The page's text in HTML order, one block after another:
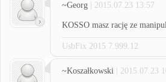
~Georg | 2015.07.23 13:57
KOSSO masz rację ze
UsbFix 2015 7.999.12
~Koszałkowski | 2015.07.23